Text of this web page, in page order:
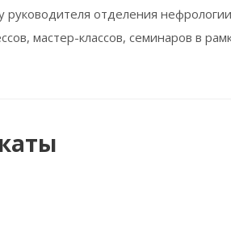
руководителя отделения
мастер-классов, семинаров в